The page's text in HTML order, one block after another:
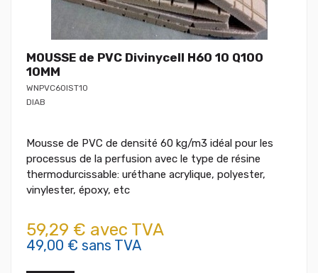
MOUSSE de PVC Divinycell H60 10 Q100
10MM
WNPVC60IST10
DIAB
Mousse de PVC de densité 60 kg/m3 idéal pour les
processus de la perfusion avec le type de résine
thermodurcissable: uréthane acrylique, polyester,
vinylester, époxy, etc
59,29 € avec TVA
49,00 € sans TVA